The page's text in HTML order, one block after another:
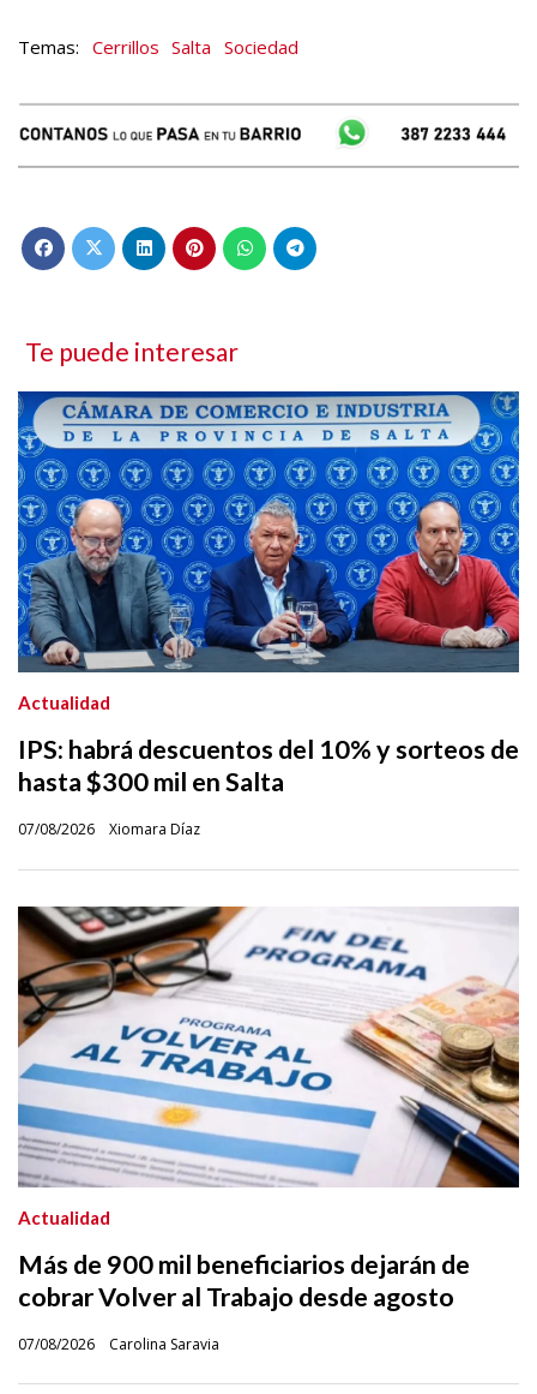
Cerrillos Salta Sociedad
Te puede interesar
IPS: habrá descuentos del 10% y sorteos de
hasta $300 mil en Salta
Xiomara Díaz
Actualidad
07/08/2026
Más de 900 mil beneficiarios dejarán de
cobrar Volver al Trabajo desde agosto
Carolina Saravia
Actualidad
07/08/2026